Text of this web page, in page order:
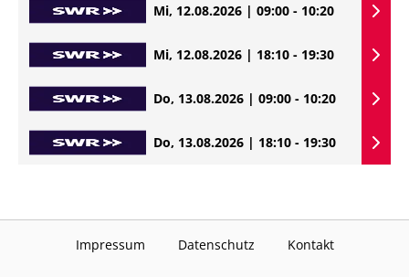
Mi, 12.08.2026 | 09:00 - 10:20
Mi, 12.08.2026 | 18:10 - 19:30
Do, 13.08.2026 | 09:00 - 10:20
Do, 13.08.2026 | 18:10 - 19:30
Impressum Datenschutz Kontakt